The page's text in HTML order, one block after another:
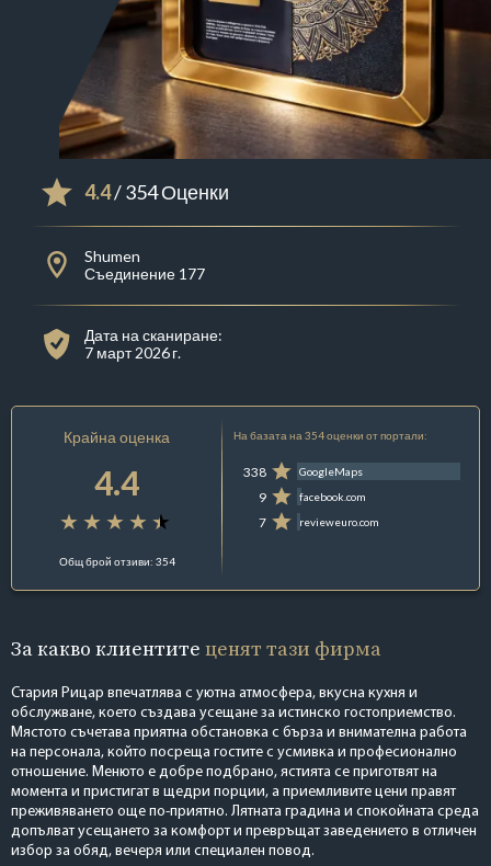
4.4/ 354 Оценки
Shumen
Съединение 177
Дата на сканиране:
7 март 2026 г.
Крайна оценка
4.4
Общ брой отзиви: 354
На базата на 354 оценки от портали:
338 GoogleMaps
9 facebook.com
7 revieweuro.com
За какво клиентите ценят тази фирма
Стария Рицар впечатлява с уютна атмосфера, вкусна кухня и
обслужване, което създава усещане за истинско гостоприемство.
Мястото съчетава приятна обстановка с бърза и внимателна работа
на персонала, който посреща гостите с усмивка и професионално
отношение. Менюто е добре подбрано, ястията се приготвят на
момента и пристигат в щедри порции, а приемливите цени правят
преживяването още по-приятно. Лятната градина и спокойната среда
допълват усещането за комфорт и превръщат заведението в отличен
избор за обяд, вечеря или специален повод.